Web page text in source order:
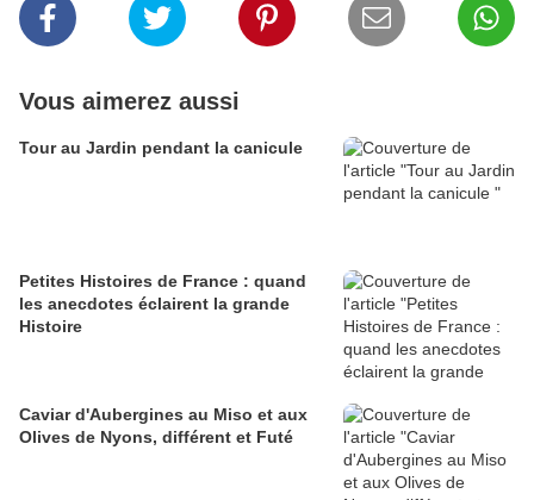
Vous aimerez aussi
Tour au Jardin pendant la canicule
Petites Histoires de France : quand
les anecdotes éclairent la grande
Histoire
Caviar d'Aubergines au Miso et aux
Olives de Nyons, différent et Futé